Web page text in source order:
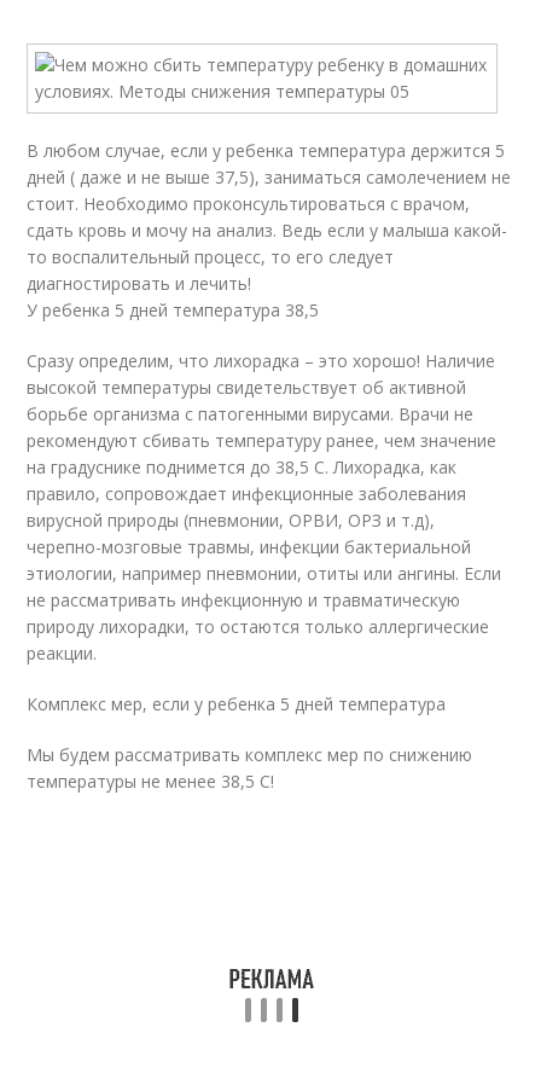
В любом случае, если у ребенка температура держится 5
дней ( даже и не выше 37,5), заниматься самолечением не
стоит. Необходимо проконсультироваться с врачом,
сдать кровь и мочу на анализ. Ведь если у малыша какой-
то воспалительный процесс, то его следует
диагностировать и лечить!
У ребенка 5 дней температура 38,5
Сразу определим, что лихорадка – это хорошо! Наличие
высокой температуры свидетельствует об активной
борьбе организма с патогенными вирусами. Врачи не
рекомендуют сбивать температуру ранее, чем значение
на градуснике поднимется до 38,5 С. Лихорадка, как
правило, сопровождает инфекционные заболевания
вирусной природы (пневмонии, ОРВИ, ОРЗ и т.д),
черепно-мозговые травмы, инфекции бактериальной
этиологии, например пневмонии, отиты или ангины. Если
не рассматривать инфекционную и травматическую
природу лихорадки, то остаются только аллергические
реакции.
Комплекс мер, если у ребенка 5 дней температура
Мы будем рассматривать комплекс мер по снижению
температуры не менее 38,5 С!